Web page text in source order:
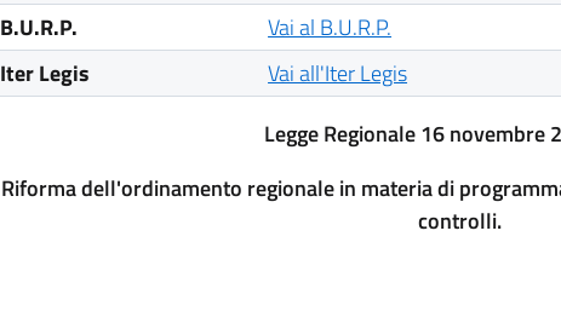
B.U.R.P.
Vai al B.U.R.P.
Iter Legis
Vai all'Iter Legis
Legge Regionale 16 novembre
Riforma dell'ordinamento regionale in materia di
controlli.